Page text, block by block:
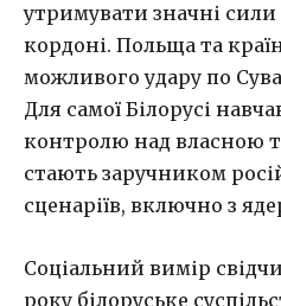
утримувати значні сили
кордоні. Польща та
можливого удару по
Для самої Білорусі
контролю над власною
стають заручником
сценаріїв, включно з
Соціальний вимір
року білоруське